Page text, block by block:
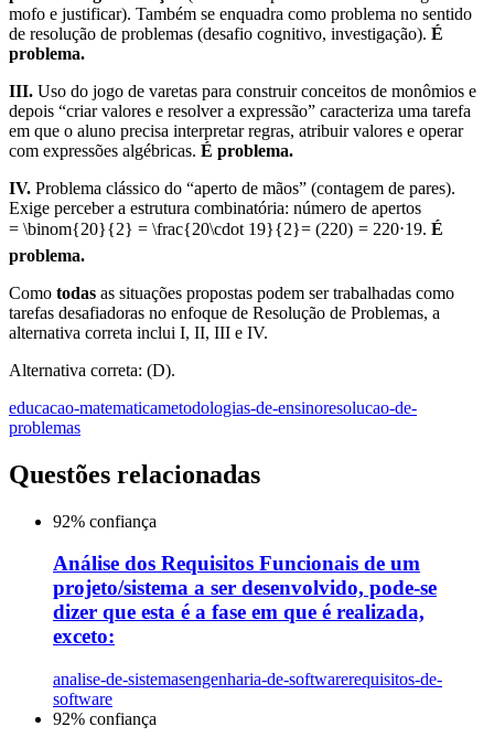
mofo e justificar). Também se enquadra como problema no sentido
de resolução de problemas (desafio cognitivo, investigação). É
problema.
III. Uso do jogo de varetas para construir conceitos de monômios e
depois “criar valores e resolver a expressão” caracteriza uma tarefa
em que o aluno precisa interpretar regras, atribuir valores e operar
com expressões algébricas. É problema.
IV. Problema clássico do “aperto de mãos” (contagem de pares).
Exige perceber a estrutura combinatória: número de apertos
= \binom{20}{2} = \frac{20\cdot 19}{2}= (220) = 220⋅19.É
problema.
Como todas as situações propostas podem ser trabalhadas como
tarefas desafiadoras no enfoque de Resolução de Problemas, a
alternativa correta inclui I, II, III e IV.
Alternativa correta: (D).
educacao-matematicametodologias-de-ensinoresolucao-de-
problemas
Questões relacionadas
92% confiança
Análise dos Requisitos Funcionais de um
projeto/sistema a ser desenvolvido, pode-se
dizer que esta é a fase em que é realizada,
exceto:
analise-de-sistemasengenharia-de-softwarerequisitos-de-
software
92% confiança